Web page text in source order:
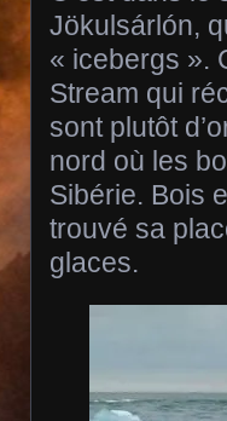
Jökulsárlón,
« icebergs ».
Stream qui
sont plutôt
nord où les
Sibérie. Bois
trouvé sa
glaces.